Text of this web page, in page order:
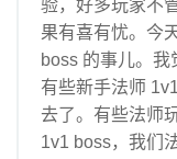
验，好多玩家不
果有喜有忧。今
boss 的事儿。我
有些新手法师
去了。有些法师
1v1 boss，我们